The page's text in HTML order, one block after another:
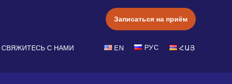
Записаться на приём
СВЯЖИТЕСЬ С НАМИ EN РУС ՀԱՅ